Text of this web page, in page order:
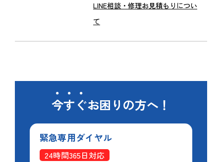
LINE相談・修理お見積もりについ
て
今すぐお困りの方へ！
緊急専用ダイヤル
24時間365日対応